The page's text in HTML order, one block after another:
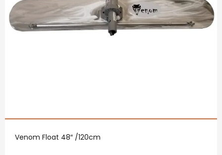
Venom Float 48″ /120cm